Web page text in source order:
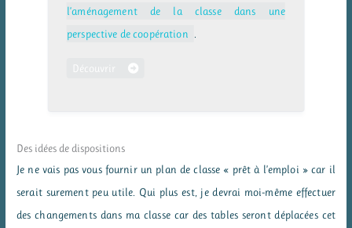
l’aménagement de la classe dans une
perspective de coopération
Découvrir
Des idées de dispositions
Je ne vais pas vous fournir un plan de classe « prêt à l’emploi » car il
serait surement peu utile. Qui plus est, je devrai moi-même effectuer
des changements dans ma classe car des tables seront déplacées cet